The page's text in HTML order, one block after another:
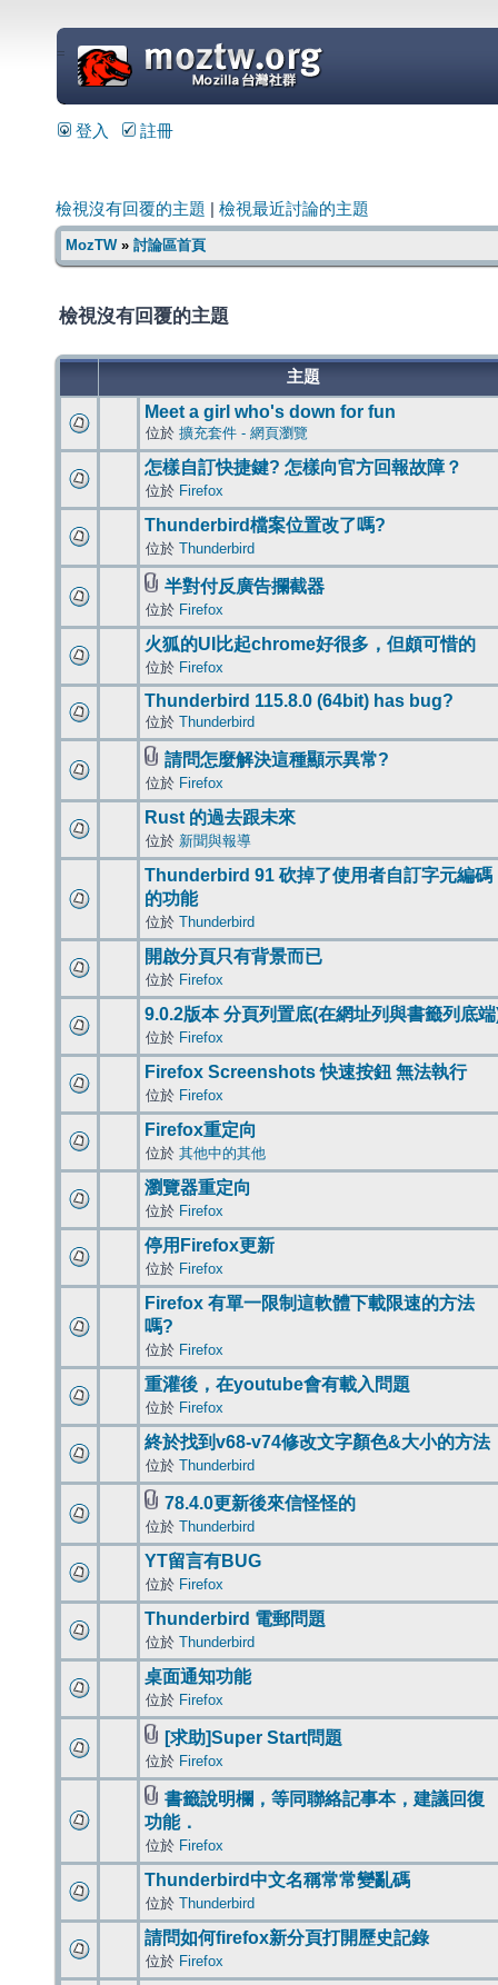
=
登入 註冊
檢視沒有回覆的主題 檢視最近討論的主題
MozTW» 討論區首頁
檢視沒有回覆的主題
主題
Meet a girl who's down for fun
位於 擴充套件 - 網頁瀏覽
怎樣自訂快捷鍵? 怎樣向官方回報故障？
位於 Firefox
Thunderbird檔案位置改了嗎?
位於 Thunderbird
半對付反廣告攔截器
位於 Firefox
火狐的UI比起chrome好很多，但頗可惜的
位於 Firefox
Thunderbird 115.8.0 (64bit) has bug?
位於 Thunderbird
請問怎麼解決這種顯示異常?
位於 Firefox
Rust 的過去跟未來
位於 新聞與報導
Thunderbird 91 砍掉了使用者自訂字元編碼
的功能
位於 Thunderbird
開啟分頁只有背景而已
位於 Firefox
9.0.2版本 分頁列置底(在網址列與書籤列底
位於 Firefox
Firefox Screenshots 快速按鈕 無法執行
位於 Firefox
Firefox重定向
位於 其他中的其他
瀏覽器重定向
位於 Firefox
停用Firefox更新
位於 Firefox
Firefox 有單一限制這軟體下載限速的方法
嗎?
位於 Firefox
重灌後，在youtube會有載入問題
位於 Firefox
終於找到v68-v74修改文字顏色&大小的方法
位於 Thunderbird
78.4.0更新後來信怪怪的
位於 Thunderbird
YT留言有BUG
位於 Firefox
Thunderbird 電郵問題
位於 Thunderbird
桌面通知功能
位於 Firefox
[求助]Super Start問題
位於 Firefox
書籤說明欄，等同聯絡記事本，建議回復
功能．
位於 Firefox
Thunderbird中文名稱常常變亂碼
位於 Thunderbird
請問如何firefox新分頁打開歷史記錄
位於 Firefox